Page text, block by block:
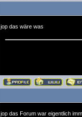
jop das wäre was
jop das Forum war eigentlich